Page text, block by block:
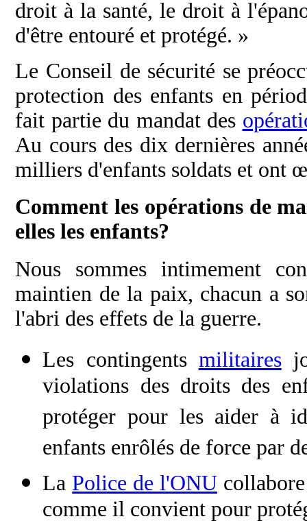
droit à la santé, le droit à
d'être entouré et protégé. »
Le Conseil de sécurité se
protection des enfants en
fait partie du mandat des
Au cours des dix dernières
milliers d'enfants soldats et ont
Comment les opérations de
elles les enfants?
Nous sommes intimement
maintien de la paix, chacun a
l'abri des effets de la guerre.
Les contingents militaires
violations des droits des
protéger pour les aider à
enfants enrôlés de force par
La Police de l'ONUcollabore
comme il convient pour